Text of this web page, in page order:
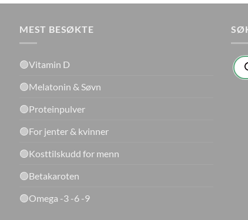
MEST BESØKTE
🟢Vitamin D
🟢Melatonin & Søvn
🟢Proteinpulver
🟢For jenter & kvinner
🟢Kosttilskudd for menn
🟢Betakaroten
🟢Omega -3 -6 -9